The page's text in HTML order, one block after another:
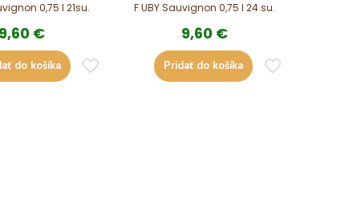
0,75 l 21su.
9,60 €
do košíka
F UBY Sauvignon 0,75 l 24 su.
9,60 €
Pridať do košíka